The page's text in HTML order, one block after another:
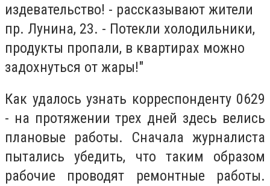
издевательство! - рассказывают жители
пр. Лунина, 23. - Потекли холодильники,
продукты пропали, в квартирах можно
задохнуться от жары!"
Как удалось узнать корреспонденту 0629
- на протяжении трех дней здесь велись
плановые работы. Сначала журналиста
пытались убедить, что таким образом
рабочие проводят ремонтные работы.